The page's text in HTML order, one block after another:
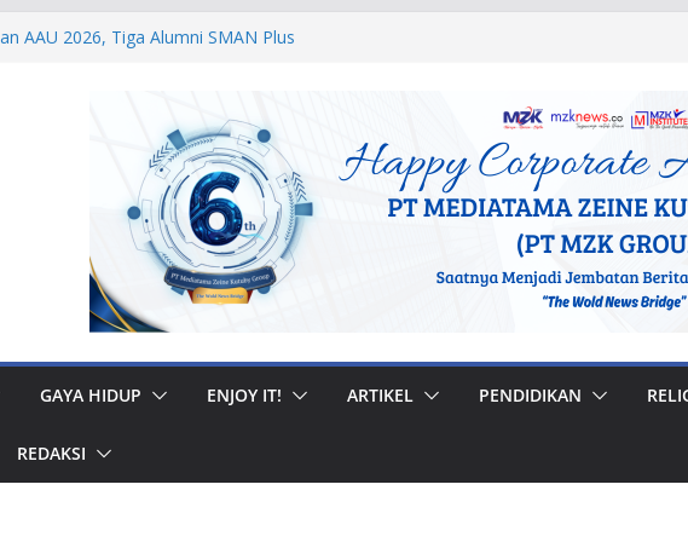
AAU 2026, Tiga Alumni SMAN Plus
Akpol Dampingi Siswa Sekolah
Bhakti 2026
Prajurit, Kodaeral V Hadiri Syukuran
Surabaya
Personel Lanud Sulaiman
World Boomerang Championship
GAYA HIDUP ENJOY IT! ARTIKEL PENDIDIKAN
REDAKSI